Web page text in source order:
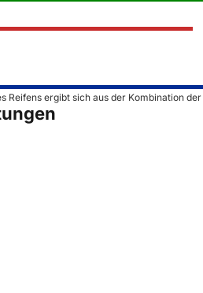
Reifens ergibt sich aus der Kombination